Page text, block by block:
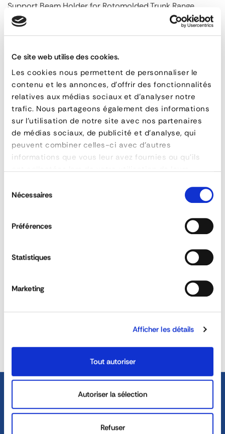
Ce site web utilise des cookies.
Les cookies nous permettent de personnaliser le
contenu et les annonces, d'offrir des fonctionnalités
relatives aux médias sociaux et d'analyser notre
trafic. Nous partageons également des informations
sur l'utilisation de notre site avec nos partenaires
de médias sociaux, de publicité et d'analyse, qui
peuvent combiner celles-ci avec d'autres
informations que vous leur avez fournies ou qu'ils
duNécessaires
Préférences
Statistiques
Marketing
Afficher les détails
Tout autoriser
Autoriser la sélection
Refuser
Support Beam Holder for Rotomolded Trunk Range
Support
beam
holder
for
rotomolded
trunk
range
material
ASK FOR A QUOTE
QUESTIONS & ANSWERS
Are the toolboxes certified ?
Can the toolboxes be made on measure ?
Can the toolboxes be customised?
Can the document box be locked?
Do the water tanks comply with food